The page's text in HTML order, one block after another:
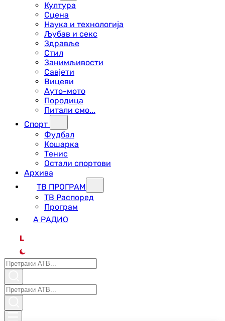
Култура
Сцена
Наука и технологија
Љубав и секс
Здравље
Стил
Занимљивости
Савјети
Вицеви
Ауто-мото
Породица
Питали смо...
Спорт
Фудбал
Кошарка
Тенис
Остали спортови
Архива
ТВ ПРОГРАМ
ТВ Распоред
Програм
А РАДИО
L